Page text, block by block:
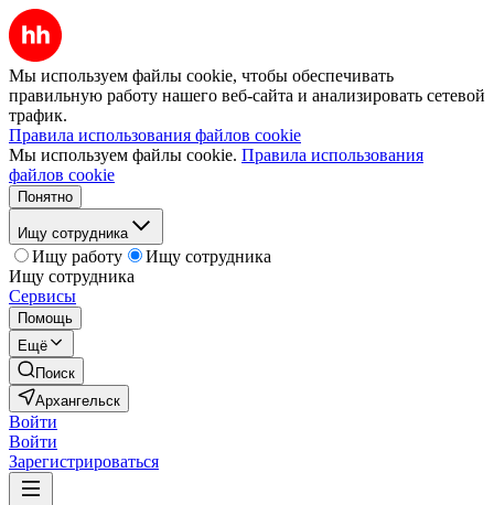
Мы используем файлы cookie, чтобы обеспечивать
правильную работу нашего веб-сайта и анализировать сетевой
трафик.
Правила использования файлов cookie
Мы используем файлы cookie. Правила использования
файлов cookie
Понятно
Ищу сотрудника
Ищу работу
Ищу сотрудника
Ищу сотрудника
Сервисы
Помощь
Ещё
Поиск
Архангельск
Войти
Войти
Зарегистрироваться